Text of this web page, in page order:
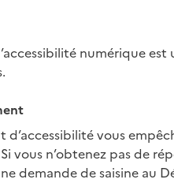
numérique
d’accessibilité vous
vous n’obtenez pas de
demande de saisine au